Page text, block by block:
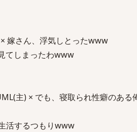
嫁さん、浮気しとったwww
てしまったわwww
主) × でも、寝取られ性癖のある
活するつもりwww